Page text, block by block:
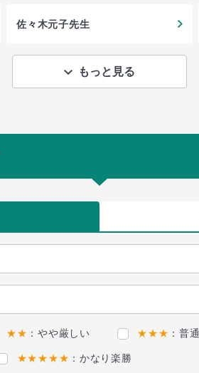
佐々木元子先生
もっと見る
★★ ：やや厳しい ★★★ ：普通
★★★★★ ：かなり楽勝